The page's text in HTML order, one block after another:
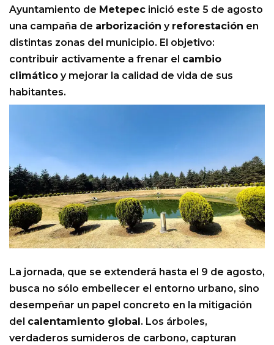
Ayuntamiento de Metepec inició este 5 de agosto
una campaña de arborización y reforestación en
distintas zonas del municipio. El objetivo:
contribuir activamente a frenar el cambio
climático y mejorar la calidad de vida de sus
habitantes.
La jornada, que se extenderá hasta el 9 de agosto,
busca no sólo embellecer el entorno urbano, sino
desempeñar un papel concreto en la mitigación
del calentamiento global. Los árboles,
verdaderos sumideros de carbono, capturan